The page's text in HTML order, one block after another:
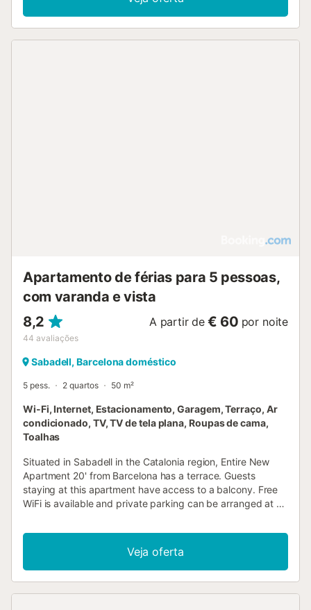
Apartamento de férias para 5 pessoas,
com varanda e vista
8,2
44 avaliações
A partir de € 60 por noite
Sabadell, Barcelona doméstico
5 pess. 2 quartos 50 m²
Wi-Fi, Internet, Estacionamento, Garagem, Terraço, Ar
condicionado, TV, TV de tela plana, Roupas de cama,
Toalhas
Situated in Sabadell in the Catalonia region, Entire New
Apartment 20' from Barcelona has a terrace. Guests
staying at this apartment have access to a balcony. Free
WiFi is available and private parking can be arranged at an
Veja oferta